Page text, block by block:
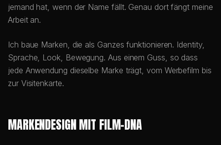
jemand hat, wenn der Name fällt. Genau dort fängt meine
Arbeit an.
Ich baue Marken, die als Ganzes funktionieren. Identity,
Sprache, Look, Bewegung. Aus einem Guss, so dass
jede Anwendung dieselbe Marke trägt, vom Werbefilm bis
zur Visitenkarte.
MARKENDESIGN MIT FILM-DNA